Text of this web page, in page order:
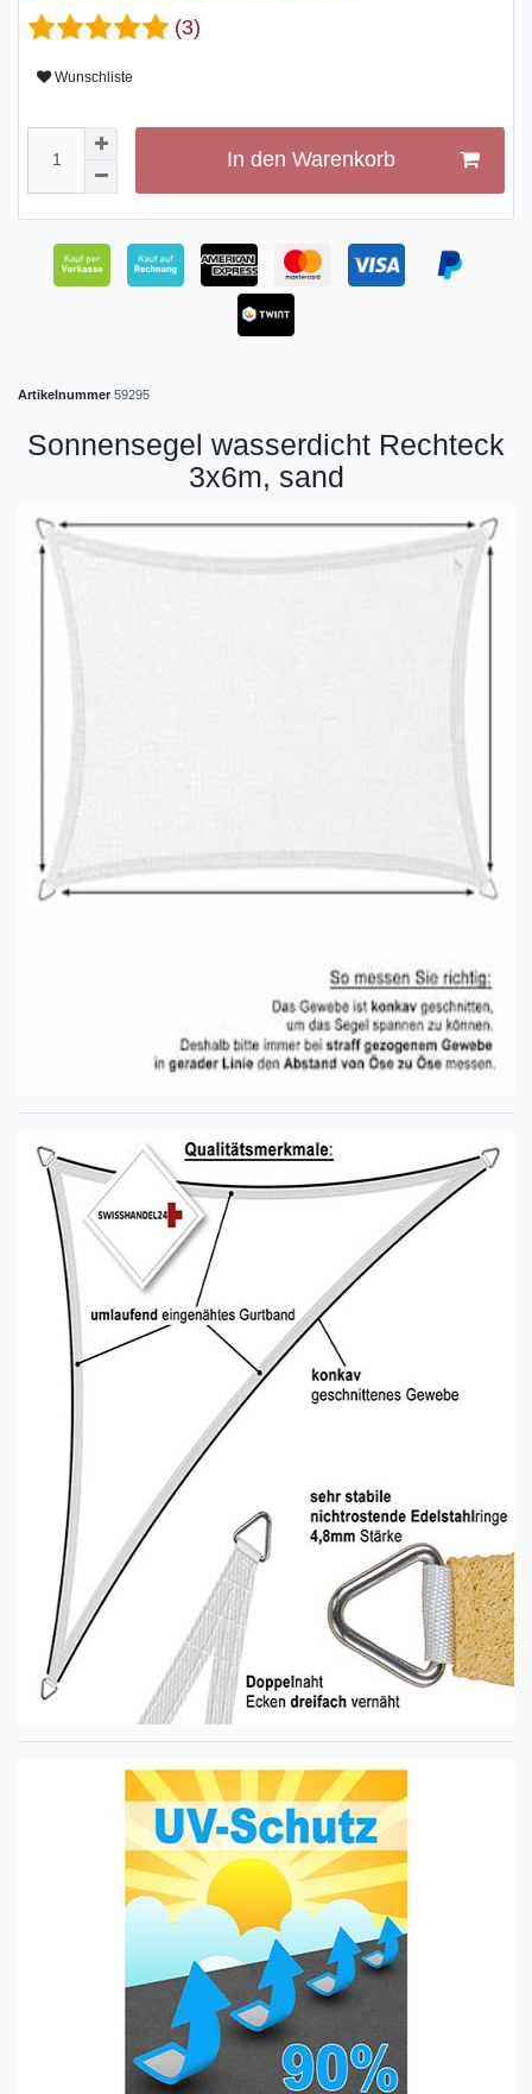
(3)
Wunschliste
In den Warenkorb
Artikelnummer 59295
Sonnensegel wasserdicht Rechteck
3x6m, sand